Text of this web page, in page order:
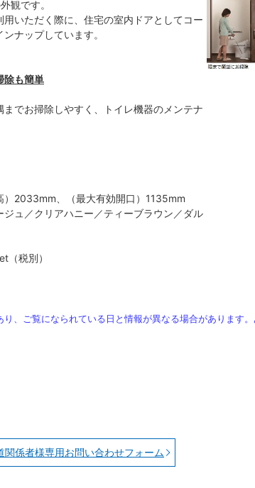
観です。
いただく際に、住宅の室内ドアとしてコー
ナップしています。
除も簡単
でお掃除しやすく、トイレ機器のメンテナ
2033mm、（最大有効開口）1135mm
／クリアハニー／ティーブラウン／ダル
税別）
、ご覧になられている日と情報が異なる場合があります。
関係者様専用お問い合わせフォーム